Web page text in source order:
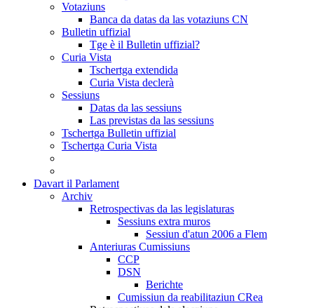
Votaziuns
Banca da datas da las votaziuns CN
Bulletin uffizial
Tge è il Bulletin uffizial?
Curia Vista
Tschertga extendida
Curia Vista declerà
Sessiuns
Datas da las sessiuns
Las previstas da las sessiuns
Tschertga Bulletin uffizial
Tschertga Curia Vista
Davart il Parlament
Archiv
Retrospectivas da las legislaturas
Sessiuns extra muros
Sessiun d'atun 2006 a Flem
Anteriuras Cumissiuns
CCP
DSN
Berichte
Cumissiun da reabilitaziun CRea